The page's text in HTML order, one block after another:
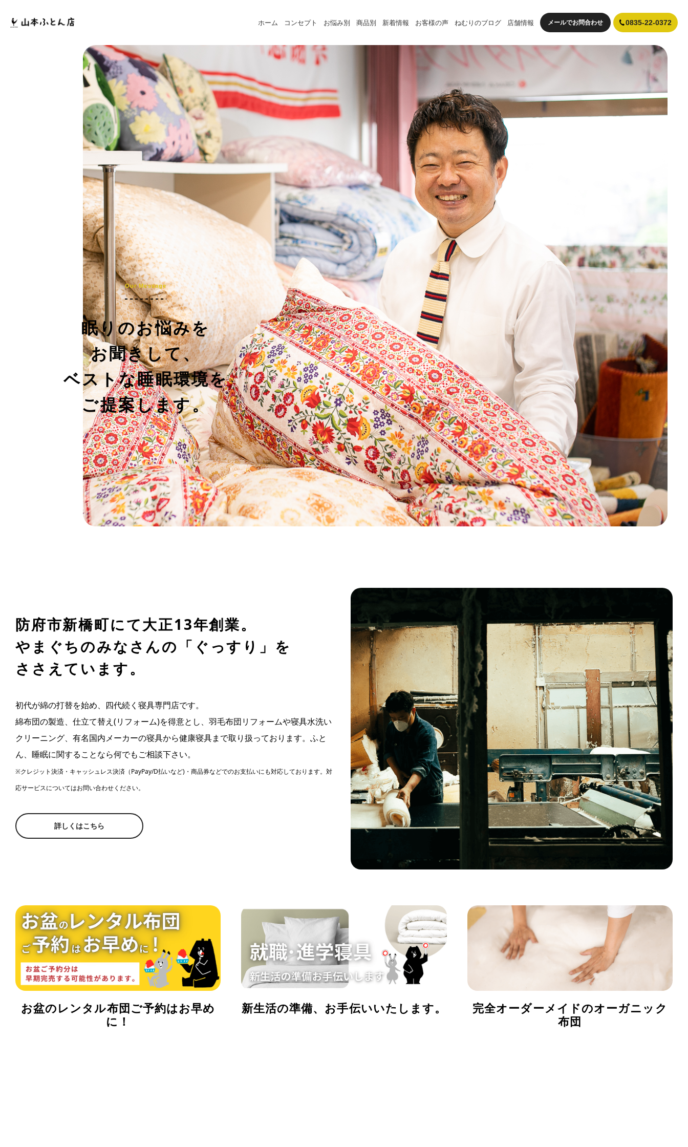
ホーム コンセプト お悩み別 商品別 新着情報 お客様の声 ねむりのブログ 店舗情報 メールでお問合わせ 0835-22-0372
Our Message
眠りのお悩みを
お聞きして、
ベストな睡眠環境を
ご提案します。
防府市新橋町にて大正13年創業。
やまぐちのみなさんの 「ぐっすり」を
ささえています。
初代が綿の打替を始め、四代続く寝具専門店です。
綿布団の製造、仕立て替え(リフォーム)を得意とし、羽毛布団リフォームや寝具水洗い
クリーニング、有名国内メーカーの寝具から健康寝具まで取り扱っております。ふと
ん、睡眠に関することなら何でもご相談下さい。
※クレジット決済・キャッシュレス決済（PayPay/D払いなど)・商品券などでのお支払いにも対応しております。対
応サービスについてはお問い合わせください。
詳しくはこちら
お盆のレンタル布団ご予約はお早め
に！
新生活の準備、お手伝いいたします。
完全オーダーメイドのオーガニック
布団